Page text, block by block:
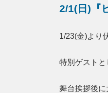
2/1(日)『
1/23(金)より
特別ゲストと
舞台挨拶後に